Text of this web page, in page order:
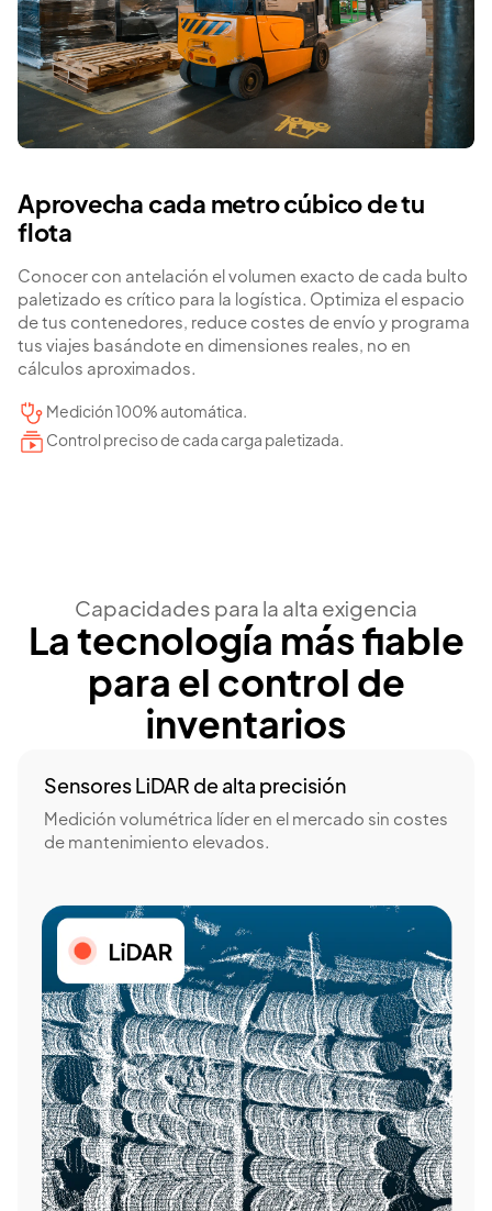
Aprovecha cada metro cúbico de tu
flota
Conocer con antelación el volumen exacto de cada bulto
paletizado es crítico para la logística. Optimiza el espacio
de tus contenedores, reduce costes de envío y programa
tus viajes basándote en dimensiones reales, no en
cálculos aproximados.
Medición 100% automática.
Control preciso de cada carga paletizada.
Capacidades para la alta exigencia
La tecnología más fiable
para el control de
inventarios
Sensores LiDAR de alta precisión
Medición volumétrica líder en el mercado sin costes
de mantenimiento elevados.